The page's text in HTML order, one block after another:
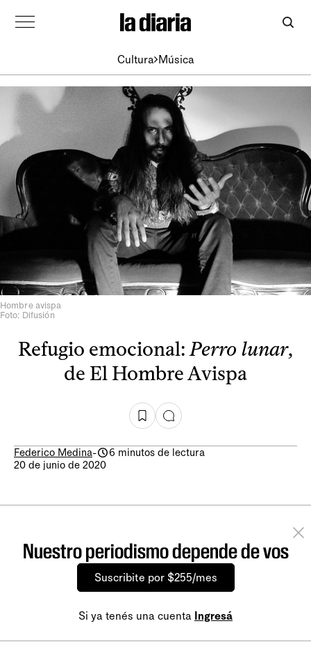
Cultura Música
Hombre avispa
Foto: Difusión
Refugio emocional: Perro lunar,
de El Hombre Avispa
Federico Medina-
6 minutos de lectura
20 de junio de 2020
Nuestro periodismo depende de vos
Suscribite por $255/mes
Si ya tenés una cuenta Ingresá